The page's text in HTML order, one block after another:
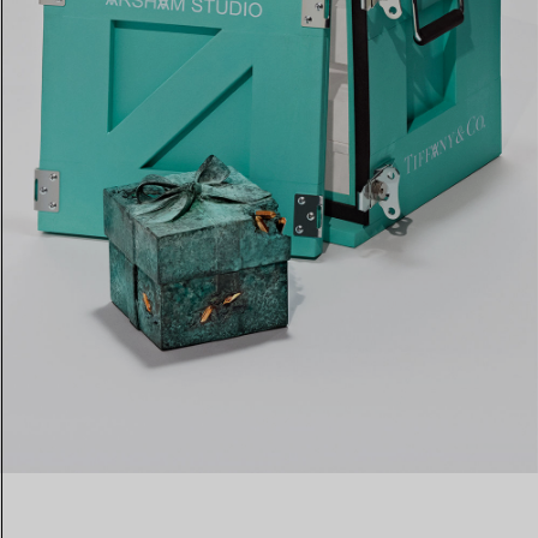
Eheringe für Damen Eheringe für Herren
Vereinbaren Sie IhrenTerminmit